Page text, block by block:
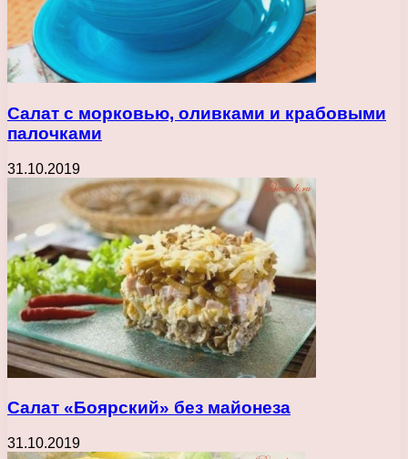
Салат с морковью, оливками и крабовыми
палочками
31.10.2019
Салат «Боярский» без майонеза
31.10.2019